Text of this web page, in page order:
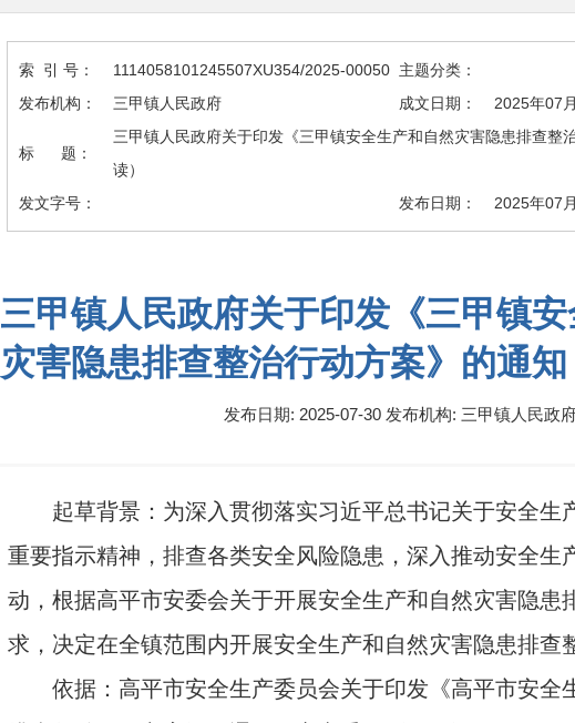
索 引 号： 1114058101245507XU354/2025-00050 主题分类：
发布机构：
三甲镇人民政府 成文日期： 2025年07
标 题：
三甲镇人民政府关于印发《三甲镇安全生产和自然灾害隐患排查整
读）
发文字号：
发布日期： 2025年07
三甲镇人民政府关于印发《三甲镇
灾害隐患排查整治行动方案》的通知
发布日期: 2025-07-30 发布机构: 三甲镇人民政
起草背景：为深入贯彻落实习近平总书记关于安全生
重要指示精神，排查各类安全风险隐患，深入推动安全生
动，根据高平市安委会关于开展安全生产和自然灾害隐患
求，决定在全镇范围内开展安全生产和自然灾害隐患排查
依据：高平市安全生产委员会关于印发《高平市安全